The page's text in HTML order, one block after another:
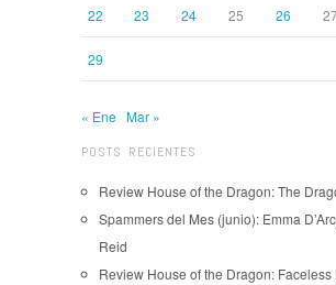
22 23 24 25 26
29
« Ene Mar »
POSTS RECIENTES
Review House of the Dragon: The
Spammers del Mes (junio): Emma
Reid
Review House of the Dragon: Faceless